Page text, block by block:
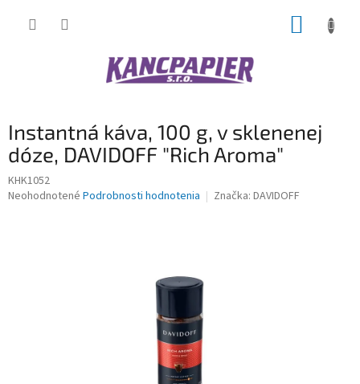
Instantná káva, 100 g, v sklenenej
dóze, DAVIDOFF "Rich Aroma"
KHK1052
Priemerné
Neohodnotené Podrobnosti hodnotenia Značka: DAVIDOFF